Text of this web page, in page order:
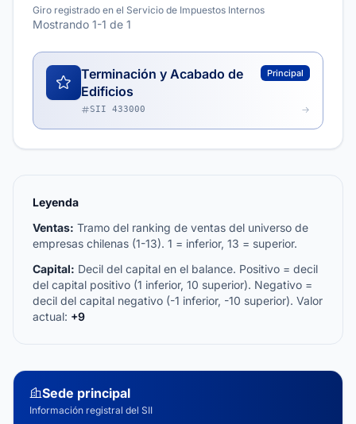
Giro registrado en el Servicio de Impuestos Internos
Mostrando 1-1 de 1
Terminación y Acabado de
Edificios
Principal
SII 433000
Leyenda
Ventas: Tramo del ranking de ventas del universo de
empresas chilenas (1-13). 1 = inferior, 13 = superior.
Capital: Decil del capital en el balance. Positivo = decil
del capital positivo (1 inferior, 10 superior). Negativo =
decil del capital negativo (-1 inferior, -10 superior). Valor
actual: +9
Sede principal
Información registral del SII